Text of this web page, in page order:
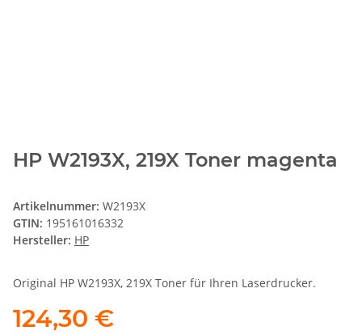
HP W2193X, 219X Toner magenta
Artikelnummer: W2193X
GTIN: 195161016332
Hersteller: HP
Original HP W2193X, 219X Toner für Ihren Laserdrucker.
124,30 €